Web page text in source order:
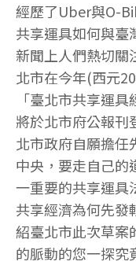
經歷了Uber與O-
共享運具如何與臺
新聞上人們熱切關
北市在今年(西元
「臺北市共享運
將於北市府公報刊
北市政府自願擔
中央，要走自己的
一重要的共享運具
共享經濟為何先發
紹臺北市此次草案
的脈動的您一探究